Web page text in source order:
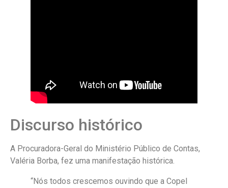
Discurso histórico
A Procuradora-Geral do Ministério Público de Contas,
Valéria Borba, fez uma manifestação histórica.
“Nós todos crescemos ouvindo que a Copel